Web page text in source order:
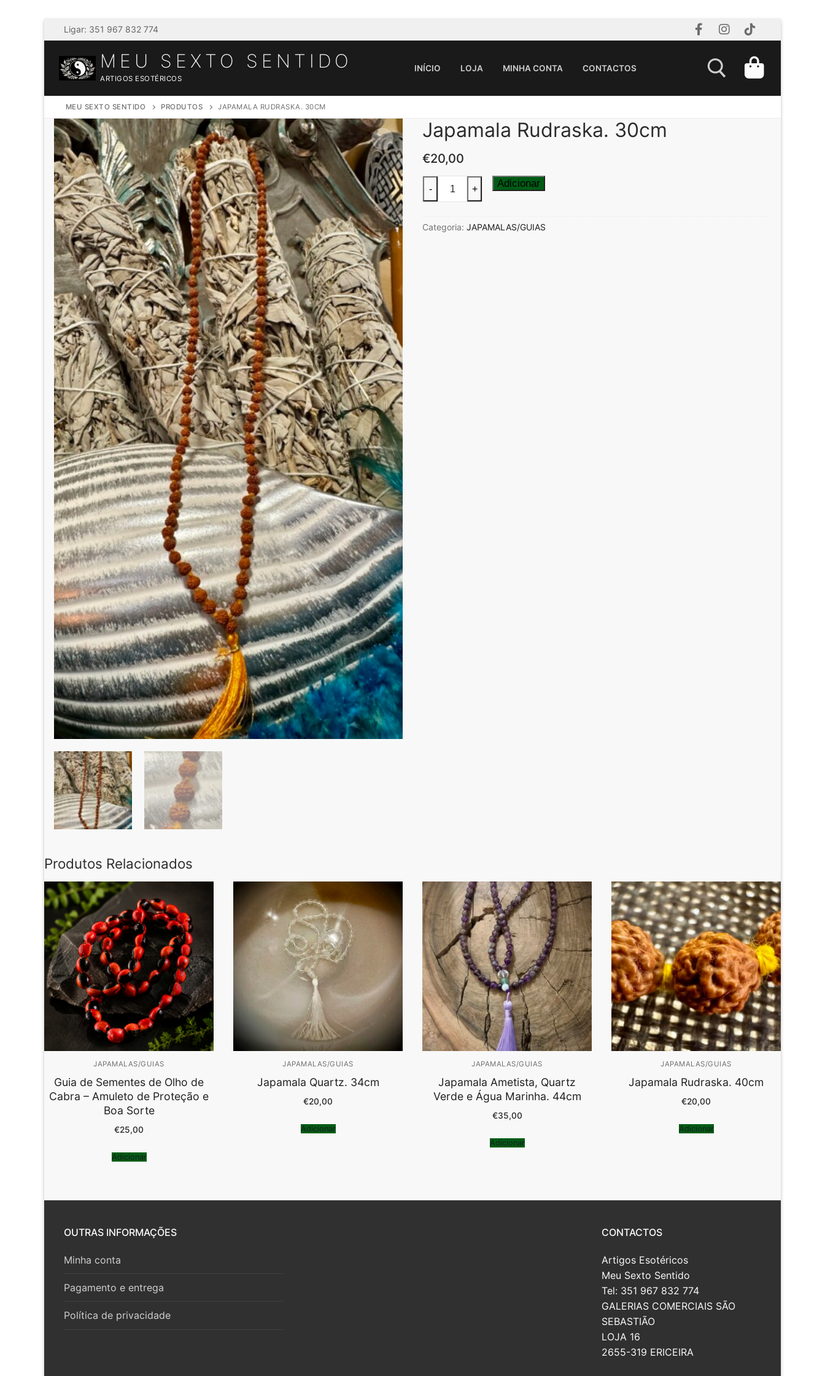
Saltar
para
conteúdo
Ligar: 351 967 832 774
MEU SEXTO SENTIDO
ARTIGOS ESOTÉRICOS
INÍCIO LOJA MINHA CONTA CONTACTOS
Pesquisar por:
MEU SEXTO SENTIDO PRODUTOS JAPAMALA RUDRASKA. 30CM
Japamala Rudraska. 30cm
€20,00
Quantidade
de
Rudraska.
- + Adicionar
Categoria: JAPAMALAS/GUIAS
Produtos Relacionados
JAPAMALAS/GUIAS
Guia de Sementes de Olho de
Cabra – Amuleto de Proteção e
Boa Sorte
€25,00
Adicionar
JAPAMALAS/GUIAS
Japamala Quartz. 34cm
€20,00
Adicionar
JAPAMALAS/GUIAS
Japamala Ametista, Quartz
Verde e Água Marinha. 44cm
€35,00
Adicionar
JAPAMALAS/GUIAS
Japamala Rudraska. 40cm
€20,00
Adicionar
OUTRAS INFORMAÇÕES
Minha conta
Pagamento e entrega
Política de privacidade
CONTACTOS
Artigos Esotéricos
Meu Sexto Sentido
Tel: 351 967 832 774
GALERIAS COMERCIAIS SÃO
SEBASTIÃO
LOJA 16
2655-319 ERICEIRA